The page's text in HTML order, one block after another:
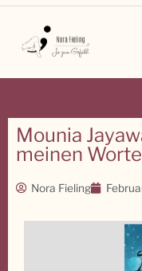
Zum
springen
Mounia
meinen
Nora Fieling